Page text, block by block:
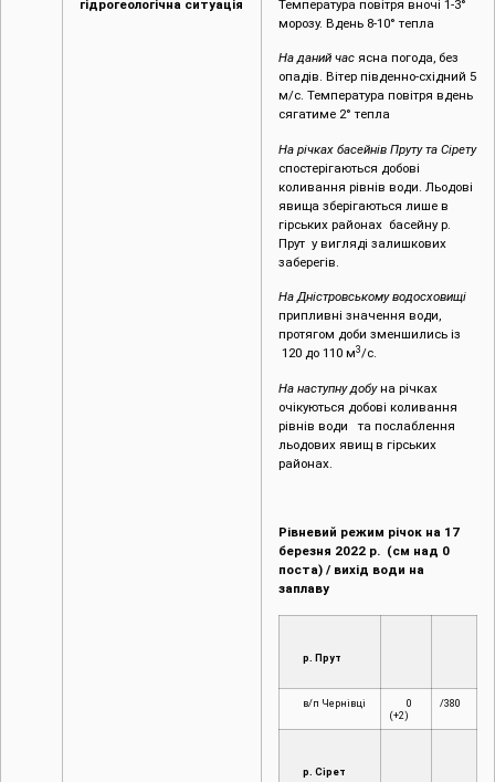
гідрогеологічна ситуація
Температура повітря вночі 1-3°
морозу. Вдень 8-10° тепла
На даний час ясна погода, без
опадів. Вітер південно-східний 5
м/с. Температура повітря вдень
сягатиме 2° тепла
На річках басейнів Пруту та Сірету
спостерігаються добові
коливання рівнів води. Льодові
явища зберігаються лише в
гірських районах басейну р.
Прут у вигляді залишкових
заберегів.
На Дністровському водосховищі
припливні значення води,
протягом доби зменшились із
120 до 110 м3/с.
На наступну добуна річках
очікуються добові коливання
рівнів води та послаблення
льодових явищ в гірських
районах.
Рівневий режим річок на 1 7
березня 2022 р. (см над 0
поста) / вихід води на
заплаву
р. Прут
в/п Чернівці
0
(+2)
/380
р. Сірет